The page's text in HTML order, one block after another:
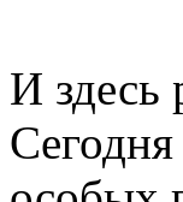
И здесь